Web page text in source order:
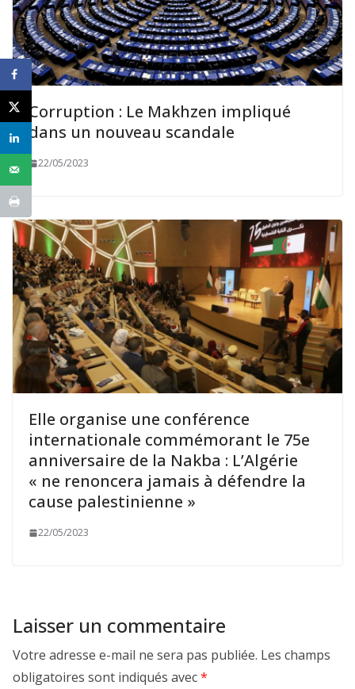
Corruption : Le Makhzen impliqué
dans un nouveau scandale
22/05/2023
Elle organise une conférence
internationale commémorant le 75e
anniversaire de la Nakba : L’Algérie
« ne renoncera jamais à défendre la
cause palestinienne »
22/05/2023
Laisser un commentaire
Votre adresse e-mail ne sera pas publiée. Les champs
obligatoires sont indiqués avec*